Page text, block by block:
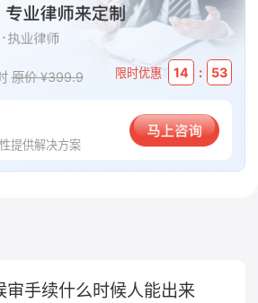
，内容仅代表作者本人观点，不代表法
复杂性，细节可能影响结果。建议及
原价 ¥399.9 限时优惠 14 : 52
提供解决方案
审手续什么时候人能出来